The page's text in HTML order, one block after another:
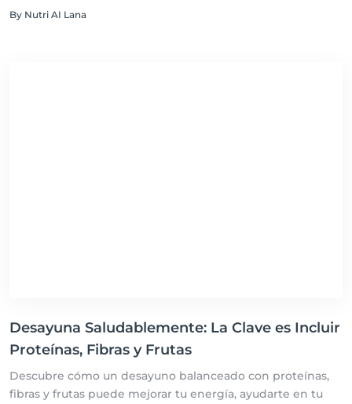
By Nutri AI Lana
Desayuna Saludablemente: La Clave es Incluir
Proteínas, Fibras y Frutas
Descubre cómo un desayuno balanceado con proteínas,
fibras y frutas puede mejorar tu energía, ayudarte en tu